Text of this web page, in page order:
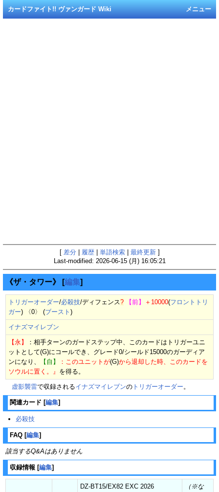
メニュー
カードファイト!! ヴァンガード Wiki
[ 差分 履歴| 単語検索| 最終更新]
Last-modified: 2026-06-15 (月) 16:05:21
《ザ・タワー》 [編集]
トリガーオーダー/必殺技/ディフェンス? 【前】 ＋10000(フロントトリ
ガー) 〈0〉 (ブースト )
イナズマイレブン
【永】
：相手ターンのガードステップ中、このカードはトリガーユニ
ットとして(G)にコールでき、グレード0/シールド15000のガーディア
ンになり、
【自】 ：このユニットが(G)から退却した時、このカードを
ソウルに置く。』 を得る。
虚影襲雷で収録されるイナズマイレブンの トリガーオーダー。
関連カード [編集]
必殺技
FAQ [編集]
該当するQ&Aはありません
収録情報 [編集]
DZ-BT15/EX82 EXC 2026
（※な